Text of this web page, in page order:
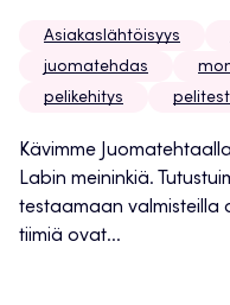
Asiakaslähtöisyys
juomatehdas
pelikehitys
Kävimme
Labin meininkiä.
testaamaan valmisteilla
tiimiä ovat...